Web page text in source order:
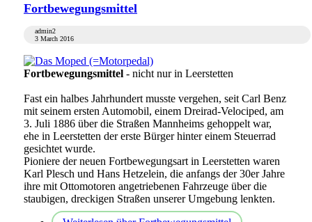
Fortbewegungsmittel
admin2
3 March 2016
Fortbewegungsmittel - nicht nur in Leerstetten
Fast ein halbes Jahrhundert musste vergehen, seit Carl Benz
mit seinem ersten Automobil, einem Dreirad-Velociped, am
3. Juli 1886 über die Straßen Mannheims gehoppelt war,
ehe in Leerstetten der erste Bürger hinter einem Steuerrad
gesichtet wurde.
Pioniere der neuen Fortbewegungsart in Leerstetten waren
Karl Plesch und Hans Hetzelein, die anfangs der 30er Jahre
ihre mit Ottomotoren angetriebenen Fahrzeuge über die
staubigen, dreckigen Straßen unserer Umgebung lenkten.